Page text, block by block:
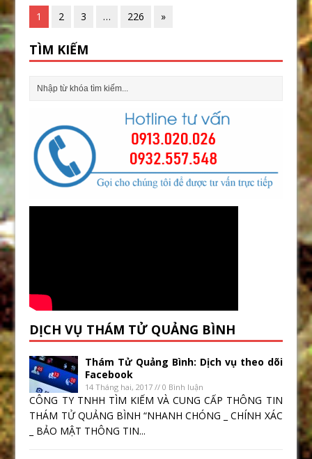
1 2 3 … 226 »
TÌM KIẾM
DỊCH VỤ THÁM TỬ QUẢNG BÌNH
Thám Tử Quảng Bình: Dịch vụ theo dõi
Facebook
14 Tháng hai, 2017 // 0 Bình luận
CÔNG TY TNHH TÌM KIẾM VÀ CUNG CẤP THÔNG TIN
THÁM TỬ QUẢNG BÌNH “NHANH CHÓNG _ CHÍNH XÁC
_ BẢO MẬT THÔNG TIN...